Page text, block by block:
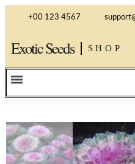
+00 123 4567
Exotic Seeds SHOP